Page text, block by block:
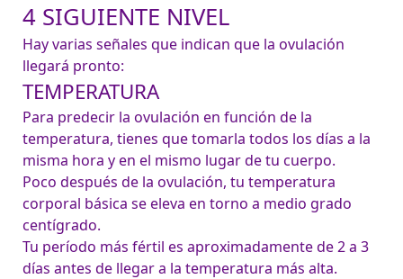
4 SIGUIENTE NIVEL
Hay varias señales que indican que la ovulación
llegará pronto:
TEMPERATURA
Para predecir la ovulación en función de la
temperatura, tienes que tomarla todos los días a la
misma hora y en el mismo lugar de tu cuerpo.
Poco después de la ovulación, tu temperatura
corporal básica se eleva en torno a medio grado
centígrado.
Tu período más fértil es aproximadamente de 2 a 3
días antes de llegar a la temperatura más alta.